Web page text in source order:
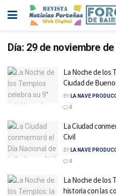
Día: 29 de noviembre de
La Noche de los
Ciudad de
BY LA NAVE
0
La Ciudad
Civil
BY LA NAVE
0
La Noche de los
historia con las